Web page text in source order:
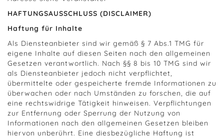
HAFTUNGSAUSSCHLUSS (DISCLAIMER)
Haftung für Inhalte
Als Diensteanbieter sind wir gemäß § 7 Abs.1 TMG für
eigene Inhalte auf diesen Seiten nach den allgemeinen
Gesetzen verantwortlich. Nach §§ 8 bis 10 TMG sind wir
als Diensteanbieter jedoch nicht verpflichtet,
übermittelte oder gespeicherte fremde Informationen zu
überwachen oder nach Umständen zu forschen, die auf
eine rechtswidrige Tätigkeit hinweisen. Verpflichtungen
zur Entfernung oder Sperrung der Nutzung von
Informationen nach den allgemeinen Gesetzen bleiben
hiervon unberührt. Eine diesbezügliche Haftung ist